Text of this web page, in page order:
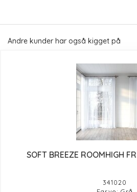
Andre kunder har også kigget på
SOFT BREEZE ROOMHIGH
341020